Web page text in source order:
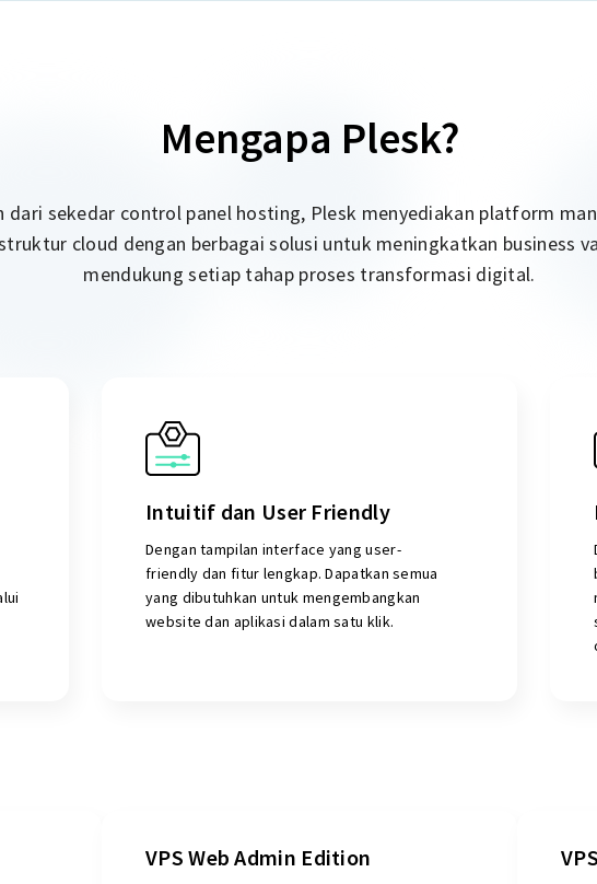
Mengapa Plesk?
dari sekedar control panel hosting, Plesk menyediakan platform
cloud dengan berbagai solusi untuk meningkatkan business
mendukung setiap tahap proses transformasi digital.
Intuitif dan User Friendly
Dengan tampilan interface yang user-
friendly dan fitur lengkap. Dapatkan semua
yang dibutuhkan untuk mengembangkan
website dan aplikasi dalam satu klik.
VPS Web Admin Edition